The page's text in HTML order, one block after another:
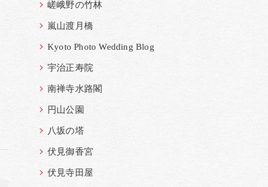
嵯峨野の竹林
嵐山渡月橋
Kyoto Photo Wedding Blog
宇治正寿院
南禅寺水路閣
円山公園
八坂の塔
伏見御香宮
伏見寺田屋